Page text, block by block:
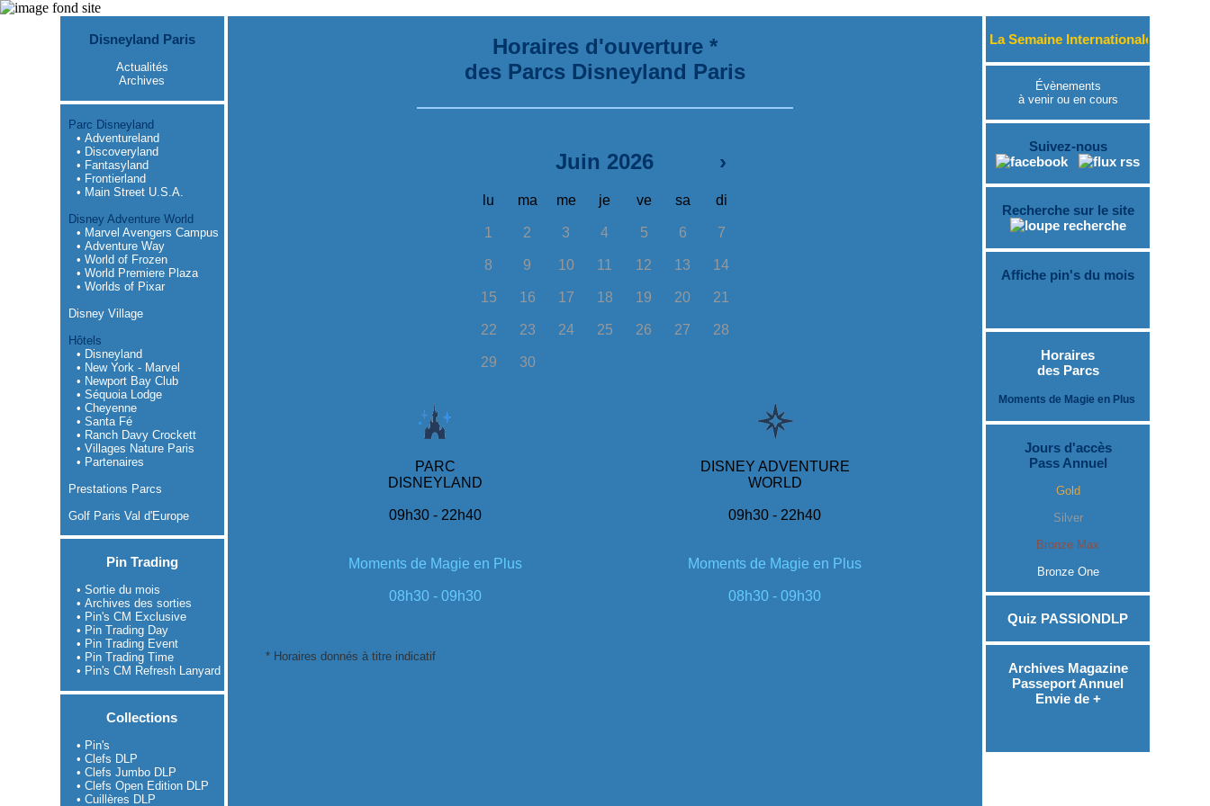
Disneyland Paris
Actualités
Archives
Parc Disneyland
• Adventureland
• Discoveryland
• Fantasyland
• Frontierland
• Main Street U.S.A.
Disney Adventure World
• Marvel Avengers Campus
• Adventure Way
• World of Frozen
• World Premiere Plaza
• Worlds of Pixar
Disney Village
Hôtels
• Disneyland
• New York - Marvel
• Newport Bay Club
• Séquoia Lodge
• Cheyenne
• Santa Fé
• Ranch Davy Crockett
• Villages Nature Paris
• Partenaires
Prestations Parcs
Golf Paris Val d'Europe
Pin Trading
• Sortie du mois
• Archives des sorties
• Pin's CM Exclusive
• Pin Trading Day
• Pin Trading Event
• Pin Trading Time
• Pin's CM Refresh Lanyard
Collections
• Pin's
• Clefs DLP
• Clefs Jumbo DLP
• Clefs Open Edition DLP
• Cuillères DLP
Horaires d'ouverture *
des Parcs Disneyland Paris
Juin 2026 ›
lu ma me je ve sa di
1 2 3 4 5 6 7
8 9 10 11 12 13 14
15 16 17 18 19 20 21
22 23 24 25 26 27 28
29 30
PARC
DISNEYLAND
09h30 - 22h40
Moments de Magie en Plus
08h30 - 09h30
DISNEY ADVENTURE
WORLD
09h30 - 22h40
Moments de Magie en Plus
08h30 - 09h30
* Horaires donnés à titre indicatif
Du 15 au 23 août 2026, « La Semaine Internationale des
Évènements
à venir ou en cours
Suivez-nous
Recherche sur le site
Affiche pin's du mois
Horaires
des Parcs
Moments de Magie en Plus
Jours d'accès
Pass Annuel
Gold
Silver
Bronze Max
Bronze One
Quiz PASSIONDLP
Archives Magazine
Passeport Annuel
Envie de +